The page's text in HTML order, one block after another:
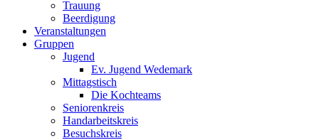
Trauung
Beerdigung
Veranstaltungen
Gruppen
Jugend
Ev. Jugend Wedemark
Mittagstisch
Die Kochteams
Seniorenkreis
Handarbeitskreis
Besuchskreis